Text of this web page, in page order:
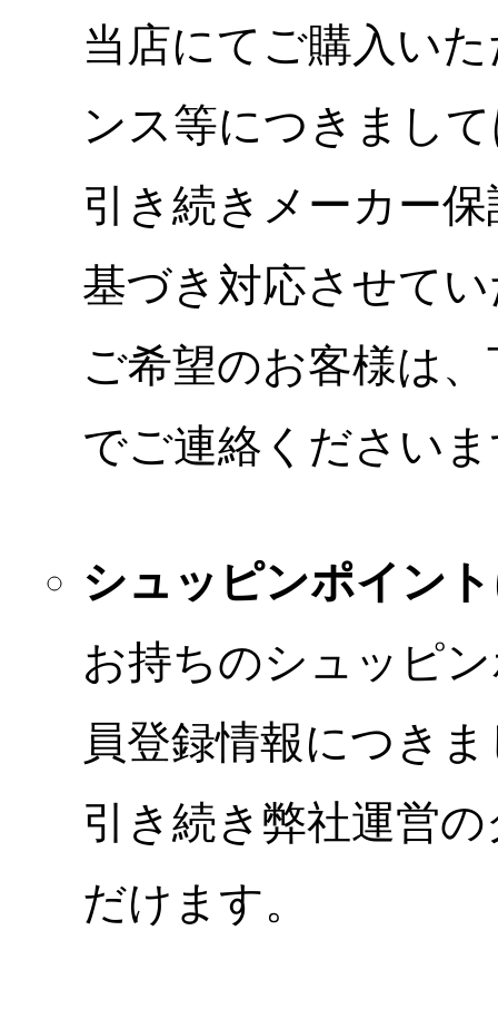
当店にてご購入い
ンス等につきまし
引き続きメーカー
基づき対応させて
ご希望のお客様は
でご連絡ください
シュッピンポイン
お持ちのシュッピ
員登録情報につき
引き続き弊社運営
だけます。